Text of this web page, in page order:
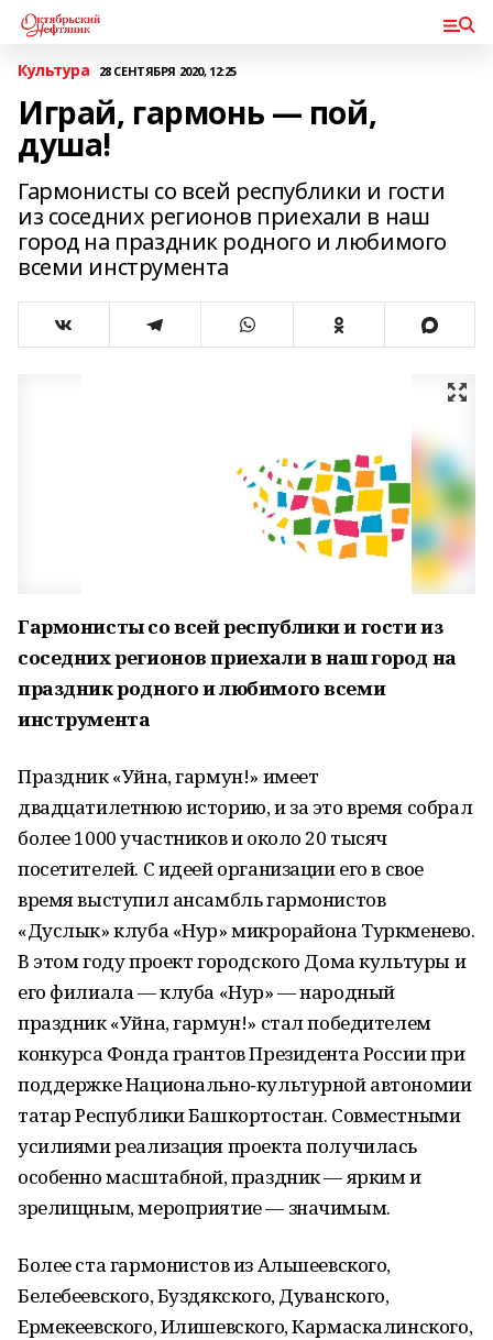
Культура 28 СЕНТЯБРЯ 2020, 12:25
Играй, гармонь — пой,
душа!
Гармонисты со всей республики и гости
из соседних регионов приехали в наш
город на праздник родного и любимого
всеми инструмента
Гармонисты со всей республики и гости из
соседних регионов приехали в наш город на
праздник родного и любимого всеми
инструмента
Праздник «Уйна, гармун!» имеет
двадцатилетнюю историю, и за это время собрал
более 1000 участников и около 20 тысяч
посетителей. С идеей организации его в свое
время выступил ансамбль гармонистов
«Дуслык» клуба «Нур» микрорайона Туркменево.
В этом году проект городского Дома культуры и
его филиала — клуба «Нур» — народный
праздник «Уйна, гармун!» стал победителем
конкурса Фонда грантов Президента России при
поддержке Национально‑культурной автономии
татар Республики Башкортостан. Совместными
усилиями реализация проекта получилась
особенно масштабной, праздник — ярким и
зрелищным, мероприятие — значимым.
Более ста гармонистов из Альшеевского,
Белебеевского, Буздякского, Дуванского,
Ермекеевского, Илишевского, Кармаскалинского,